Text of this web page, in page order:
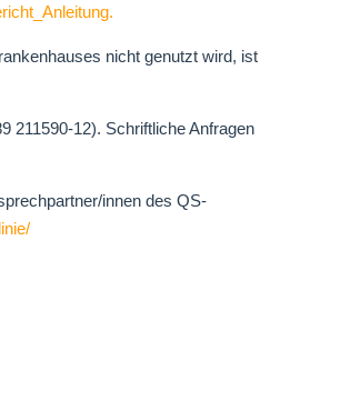
.
nicht genutzt wird, ist
211590-12). Schriftliche Anfragen
innen des QS-